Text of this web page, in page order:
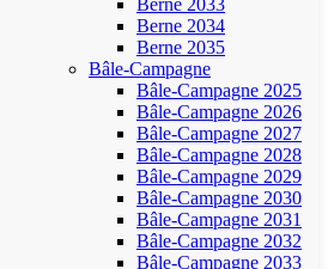
Berne 2033
Berne 2034
Berne 2035
Bâle-Campagne
Bâle-Campagne 2025
Bâle-Campagne 2026
Bâle-Campagne 2027
Bâle-Campagne 2028
Bâle-Campagne 2029
Bâle-Campagne 2030
Bâle-Campagne 2031
Bâle-Campagne 2032
Bâle-Campagne 2033